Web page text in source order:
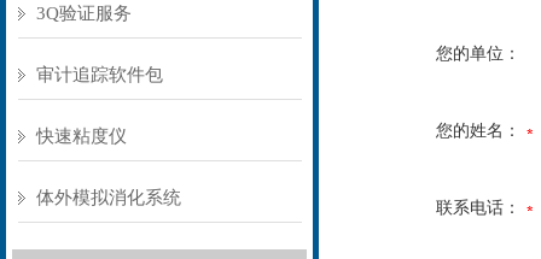
3Q验证服务
审计追踪软件包
快速粘度仪
体外模拟消化系统
您的单位：
您的姓名：
联系电话：